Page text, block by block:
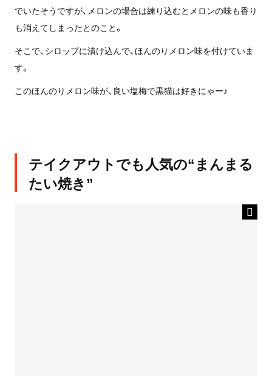
でいたそうですが、メロンの場合は練り込むとメロンの味も香り
も消えてしまったとのこと。
そこで、シロップに漬け込んで、ほんのりメロン味を付けていま
す。
このほんのりメロン味が、良い塩梅で黒猫は好きにゃー♪
テイクアウトでも人気の“まんまる
たい焼き”